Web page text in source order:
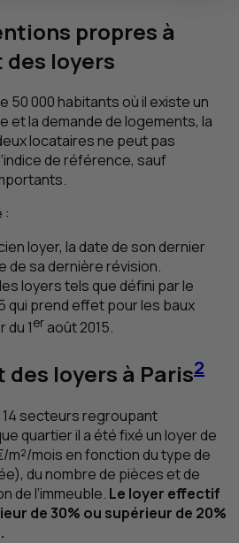
propres à
des loyers
50 000 habitants où il existe un
et la demande de logements, la
locataires ne peut pas
de référence, sauf
:
loyer, la date de son dernier
de sa dernière révision.
loyers tels que défini par le
qui prend effet pour les baux
1er août 2015.
des loyers à Paris2
secteurs regroupant
quartier il a été fixé un loyer de
mois en fonction du type de
du nombre de pièces et de
de l’immeuble. Le loyer effectif
de 30% ou supérieur de 20%